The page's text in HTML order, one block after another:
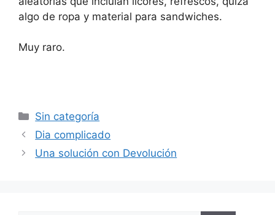
algo de ropa y material para sandwiches.
Muy raro.
Categorías
Sin categoría
Dia complicado
Una solución con Devolución